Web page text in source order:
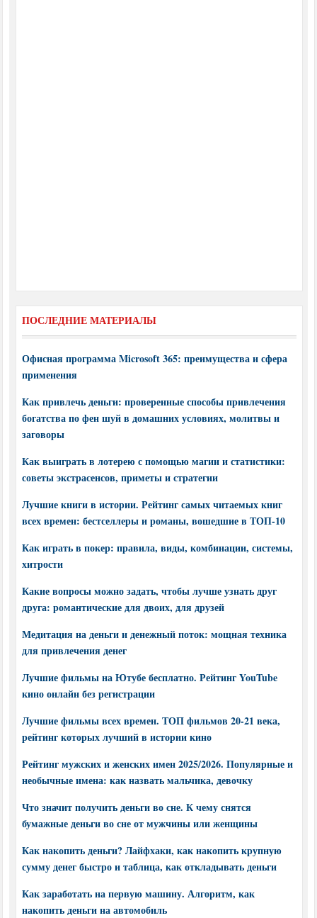
ПОСЛЕДНИЕ МАТЕРИАЛЫ
Офисная программа Microsoft 365: преимущества и сфера
применения
Как привлечь деньги: проверенные способы привлечения
богатства по фен шуй в домашних условиях, молитвы и
заговоры
Как выиграть в лотерею с помощью магии и статистики:
советы экстрасенсов, приметы и стратегии
Лучшие книги в истории. Рейтинг самых читаемых книг
всех времен: бестселлеры и романы, вошедшие в ТОП-10
Как играть в покер: правила, виды, комбинации, системы,
хитрости
Какие вопросы можно задать, чтобы лучше узнать друг
друга: романтические для двоих, для друзей
Медитация на деньги и денежный поток: мощная техника
для привлечения денег
Лучшие фильмы на Ютубе бесплатно. Рейтинг YouTube
кино онлайн без регистрации
Лучшие фильмы всех времен. ТОП фильмов 20-21 века,
рейтинг которых лучший в истории кино
Рейтинг мужских и женских имен 2025/2026. Популярные и
необычные имена: как назвать мальчика, девочку
Что значит получить деньги во сне. К чему снятся
бумажные деньги во сне от мужчины или женщины
Как накопить деньги? Лайфхаки, как накопить крупную
сумму денег быстро и таблица, как откладывать деньги
Как заработать на первую машину. Алгоритм, как
накопить деньги на автомобиль